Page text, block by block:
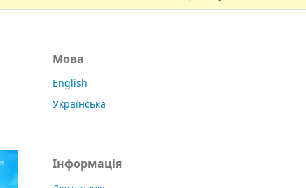
Мова
English
Українська
Інформація